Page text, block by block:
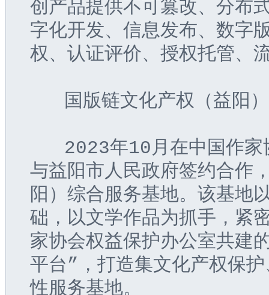
创产品提供不可篡改、分布
字化开发、信息发布、数字
权、认证评价、授权托管、
国版链文化产权（益阳）
2023年10月在中国作家
与益阳市人民政府签约合作
阳）综合服务基地。该基地
础，以文学作品为抓手，紧
家协会权益保护办公室共建
平台”，打造集文化产权保
性服务基地。